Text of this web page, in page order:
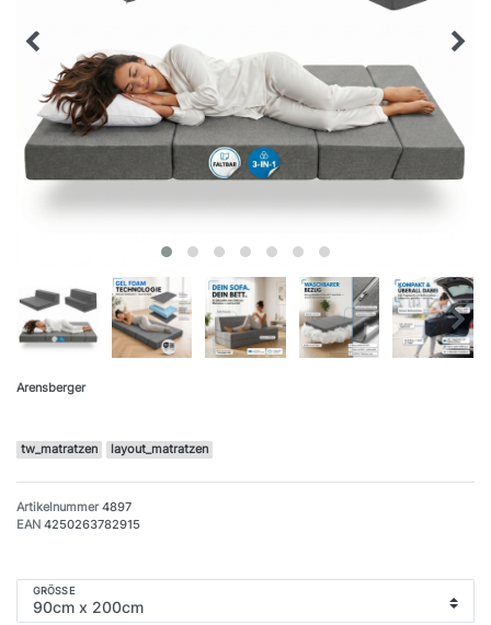
Arensberger
tw_matratzen layout_matratzen
Artikelnummer4897
EAN 4250263782915
GRÖSSE